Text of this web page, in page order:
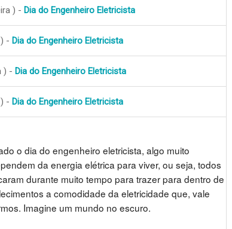
) - Dia do Engenheiro Eletricista
- Dia do Engenheiro Eletricista
) - Dia do Engenheiro Eletricista
- Dia do Engenheiro Eletricista
o dia do engenheiro eletricista, algo muito
da energia elétrica para viver, ou seja, todos
durante muito tempo para trazer para dentro de
a comodidade da eletricidade que, vale
Imagine um mundo no escuro.